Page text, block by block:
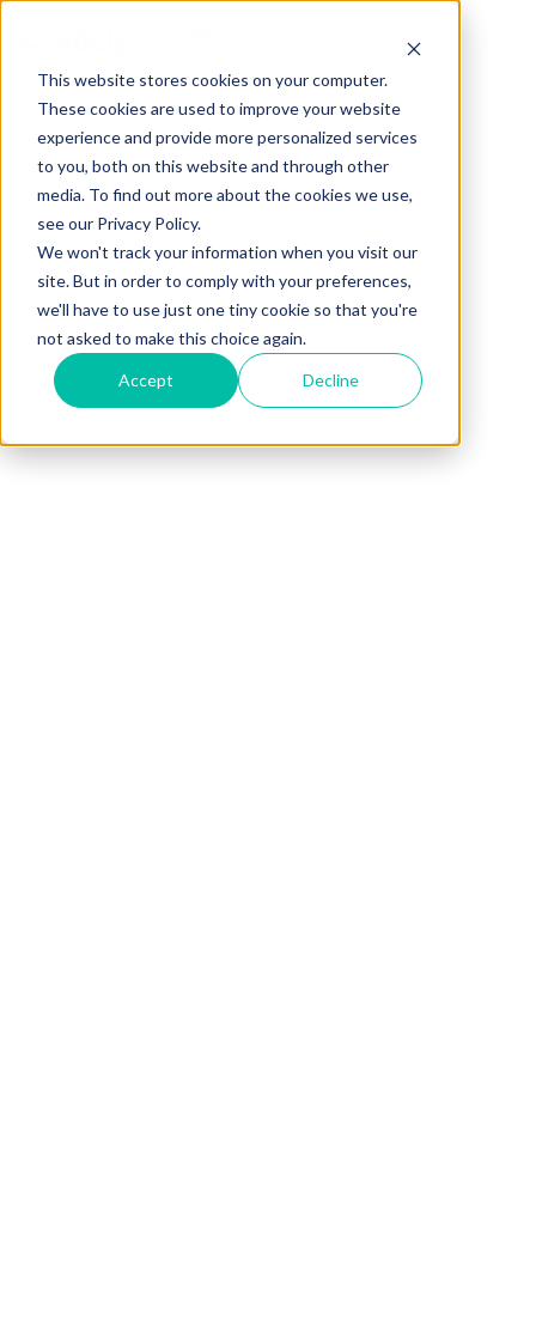
This website stores cookies on your computer.
These cookies are used to improve your website
experience and provide more personalized services
to you, both on this website and through other
media. To find out more about the cookies we use,
see our Privacy Policy.
We won't track your information when you visit our
site. But in order to comply with your preferences,
we'll have to use just one tiny cookie so that you're
not asked to make this choice again.
Accept Decline